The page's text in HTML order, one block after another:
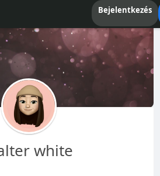
Bejelentkezés
white